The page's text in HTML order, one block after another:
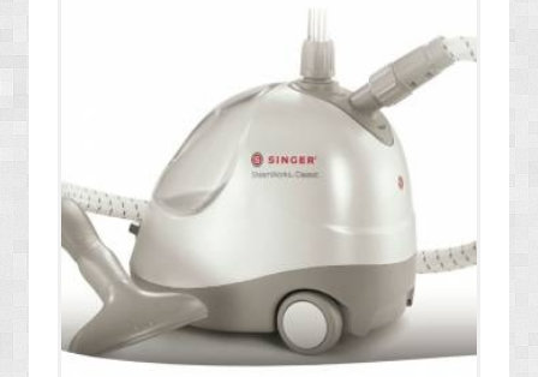
» SAĞLIK / TIP / BİTKİSEL ÜRÜNLER
» GIDA / YİYECEK / İÇECEK ÜRÜNLERİ
» TARIM MAKİNELERİ / ÜRÜNLERİ
» SEBZE TOHUMLARI
» DEFİNE ARAMA SİSTEMLERİ / DEDEKTÖRLER
» PAKETLEME SİSTEMLERİ / ÜRÜNLERİ
» EL ALETLERİ / ENDÜSTRİYEL ÜRÜNLER